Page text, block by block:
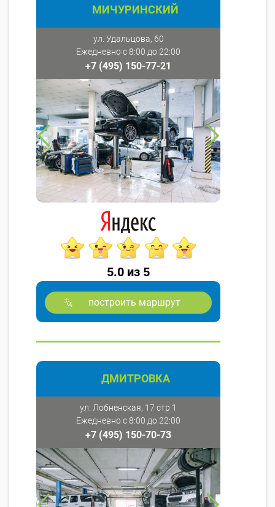
МИЧУРИНСКИЙ
ул. Удальцова, 60
Ежедневно с 8:00 до 22:00
+7 (495) 150-77-21
5.0 из 5
построить маршрут
ДМИТРОВКА
ул. Лобненская, 17 стр 1
Ежедневно с 8:00 до 22:00
+7 (495) 150-70-73